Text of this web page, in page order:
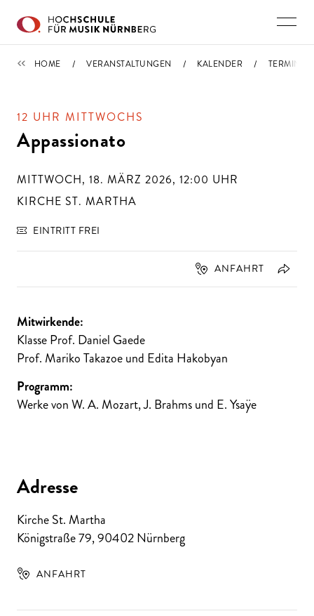
TERMINE
HOME VERANSTALTUNGEN KALENDER TERMIN
12 UHR MITTWOCHS
Appassionato
MITTWOCH, 18. MÄRZ 2026, 12:00 UHR
KIRCHE ST. MARTHA
EINTRITT FREI
ANFAHRT
Mitwirkende:
Klasse Prof. Daniel Gaede
Prof. Mariko Takazoe und Edita Hakobyan
Programm:
Werke von W. A. Mozart, J. Brahms und E. Ysaÿe
Adresse
Kirche St. Martha
Königstraße 79,90402Nürnberg
ANFAHRT